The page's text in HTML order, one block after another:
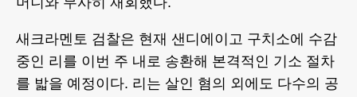
새크라멘토 검찰은 현재 샌디에이고 구치소에 수감
중인 리를 이번 주 내로 송환해 본격적인 기소 절차
를 밟을 예정이다. 리는 살인 혐의 외에도 다수의 공